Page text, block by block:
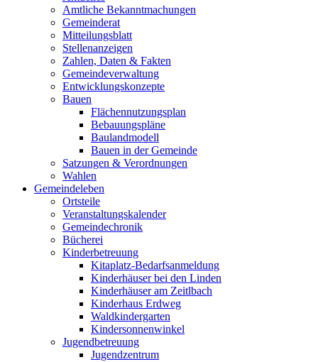
Amtliche Bekanntmachungen
Gemeinderat
Mitteilungsblatt
Stellenanzeigen
Zahlen, Daten & Fakten
Gemeindeverwaltung
Entwicklungskonzepte
Bauen
Flächennutzungsplan
Bebauungspläne
Baulandmodell
Bauen in der Gemeinde
Satzungen & Verordnungen
Wahlen
Gemeindeleben
Ortsteile
Veranstaltungskalender
Gemeindechronik
Bücherei
Kinderbetreuung
Kitaplatz-Bedarfsanmeldung
Kinderhäuser bei den Linden
Kinderhäuser am Zeitlbach
Kinderhaus Erdweg
Waldkindergarten
Kindersonnenwinkel
Jugendbetreuung
Jugendzentrum